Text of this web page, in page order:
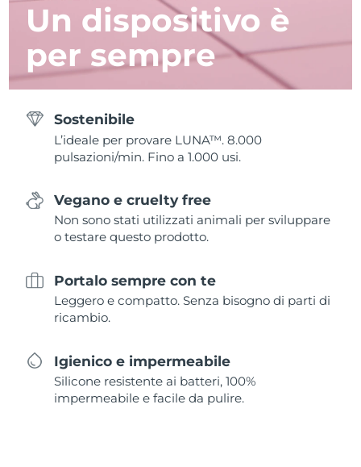
Un dispositivo è
per sempre
Sostenibile
L’ideale per provare LUNA™. 8.000
pulsazioni/min. Fino a 1.000 usi.
Vegano e cruelty free
Non sono stati utilizzati animali per sviluppare
o testare questo prodotto.
Portalo sempre con te
Leggero e compatto. Senza bisogno di parti di
ricambio.
Igienico e impermeabile
Silicone resistente ai batteri, 100%
impermeabile e facile da pulire.